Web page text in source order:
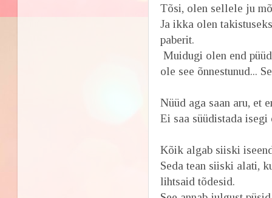
Tõsi, olen sellele ju
Ja ikka olen
paberit.
Muidugi olen end
ole see õnnestunud...
Nüüd aga saan aru, et
Ei saa süüdistada
Kõik algab siiski
Seda tean siiski alati,
lihtsaid tõdesid.